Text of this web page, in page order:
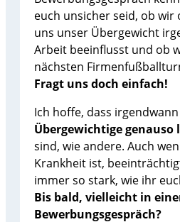
euch unsicher seid, ob wir
uns unser Übergewicht
Arbeit beeinflusst und ob
nächsten
Fragt uns doch einfach!
Ich hoffe, dass
Übergewichtige
sind, wie andere. Auch
Krankheit ist,
immer so stark, wie ihr
Bis bald, vielleicht in
Bewerbungsgespräch?